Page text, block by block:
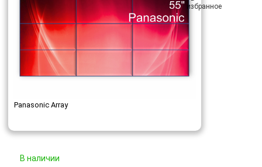
Panasonic Array
В наличии